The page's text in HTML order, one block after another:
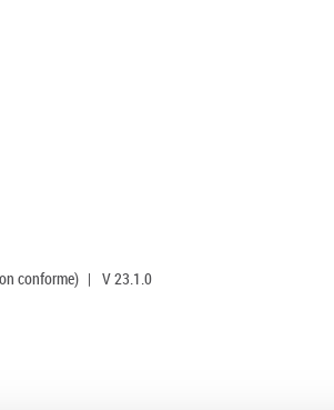
conforme) | V 23.1.0